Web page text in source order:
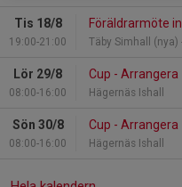
Tis 18/8
19:00-21:00
Föräldrarmöte
Täby Simhall
Lör 29/8
08:00-16:00
Cup - Arrangera
Hägernäs Ishall
Sön 30/8
08:00-16:00
Cup - Arrangera
Hägernäs Ishall